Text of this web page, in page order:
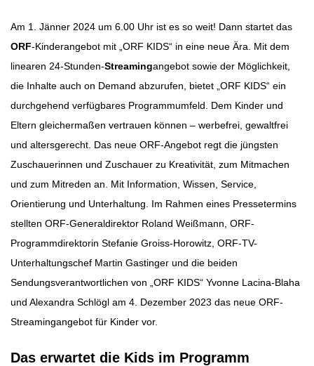
Am 1. Jänner 2024 um 6.00 Uhr ist es so weit! Dann startet das
ORF-Kinderangebot mit „ORF KIDS“ in eine neue Ära. Mit dem
linearen 24-Stunden-Streamingangebot sowie der Möglichkeit,
die Inhalte auch on Demand abzurufen, bietet „ORF KIDS“ ein
durchgehend verfügbares Programmumfeld. Dem Kinder und
Eltern gleichermaßen vertrauen können – werbefrei, gewaltfrei
und altersgerecht. Das neue ORF-Angebot regt die jüngsten
Zuschauerinnen und Zuschauer zu Kreativität, zum Mitmachen
und zum Mitreden an. Mit Information, Wissen, Service,
Orientierung und Unterhaltung. Im Rahmen eines Pressetermins
stellten ORF-Generaldirektor Roland Weißmann, ORF-
Programmdirektorin Stefanie Groiss-Horowitz, ORF-TV-
Unterhaltungschef Martin Gastinger und die beiden
Sendungsverantwortlichen von „ORF KIDS“ Yvonne Lacina-Blaha
und Alexandra Schlögl am 4. Dezember 2023 das neue ORF-
Streamingangebot für Kinder vor.
Das erwartet die Kids im Programm